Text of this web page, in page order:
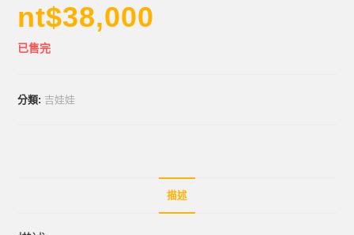
nt$38,000
已售完
分類: 吉娃娃
描述